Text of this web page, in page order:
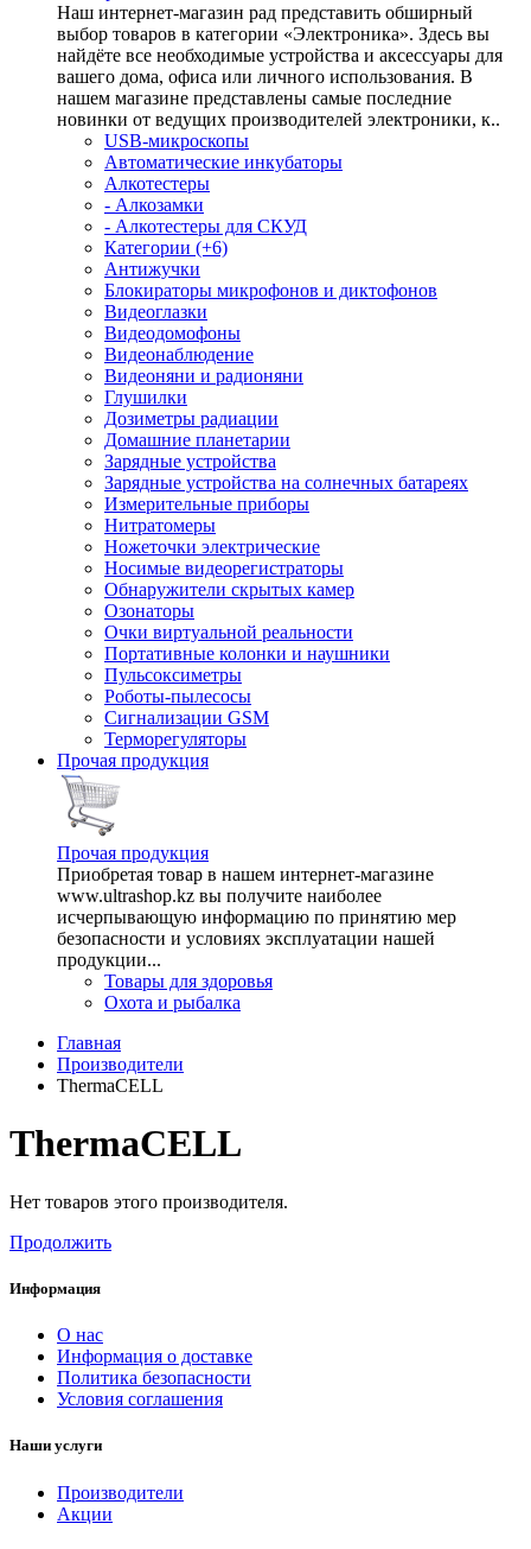
Наш интернет-магазин рад представить обширный
выбор товаров в категории «Электроника». Здесь вы
найдёте все необходимые устройства и аксессуары для
вашего дома, офиса или личного использования. В
нашем магазине представлены самые последние
новинки от ведущих производителей электроники, к..
USB-микроскопы
Автоматические инкубаторы
Алкотестеры
- Алкозамки
- Алкотестеры для СКУД
Категории (+6)
Антижучки
Блокираторы микрофонов и диктофонов
Видеоглазки
Видеодомофоны
Видеонаблюдение
Видеоняни и радионяни
Глушилки
Дозиметры радиации
Домашние планетарии
Зарядные устройства
Зарядные устройства на солнечных батареях
Измерительные приборы
Нитратомеры
Ножеточки электрические
Носимые видеорегистраторы
Обнаружители скрытых камер
Озонаторы
Очки виртуальной реальности
Портативные колонки и наушники
Пульсоксиметры
Роботы-пылесосы
Сигнализации GSM
Терморегуляторы
Прочая продукция
Прочая продукция
Приобретая товар в нашем интернет-магазине
www.ultrashop.kz вы получите наиболее
исчерпывающую информацию по принятию мер
безопасности и условиях эксплуатации нашей
продукции...
Товары для здоровья
Охота и рыбалка
Главная
Производители
ThermaCELL
ThermaCELL
Нет товаров этого производителя.
Продолжить
Информация
О нас
Информация о доставке
Политика безопасности
Условия соглашения
Наши услуги
Производители
Акции